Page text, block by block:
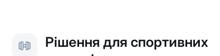
Рішення для спортивних